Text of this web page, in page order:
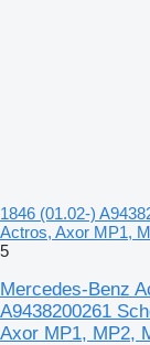
1846 (01.02-)
Actros, Axor MP1,
5
Mercedes-Benz
A9438200261
Axor MP1, MP2,